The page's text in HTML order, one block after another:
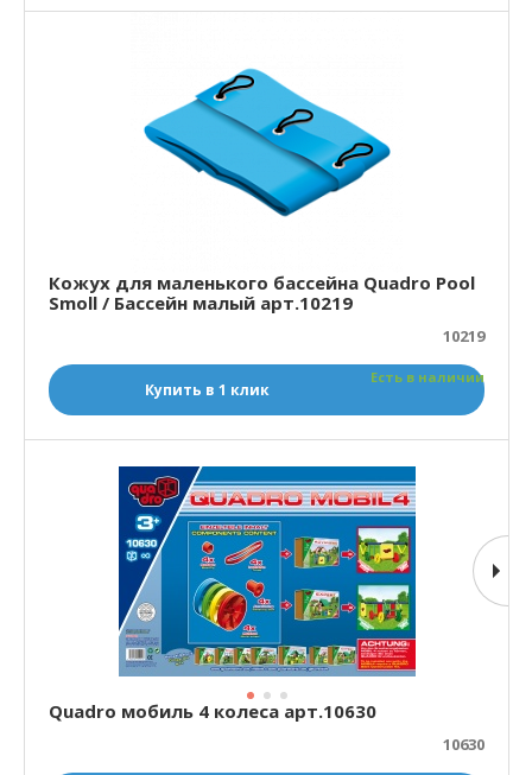
Кожух для маленького бассейна Quadro Pool
Smoll / Бассейн малый арт.10219
10219
Есть в наличии
Купить в 1 клик
Quadro мобиль 4 колеса арт.10630
10630